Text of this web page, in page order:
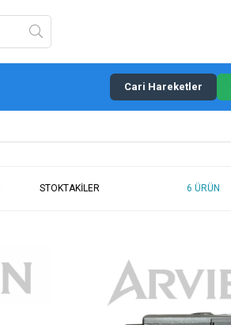
Cari Hareketler
STOKTAKILER 6 ÜRÜN